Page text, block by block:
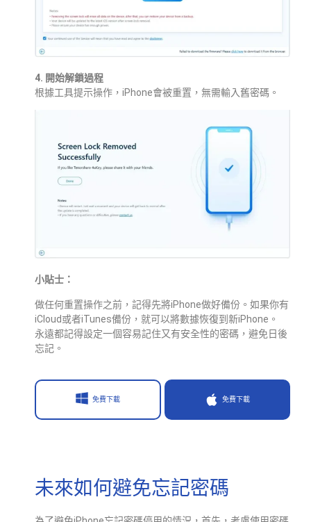
4. 開始解鎖過程
根據工具提示操作，iPhone會被重置，無需輸入舊密碼。
小貼士：
做任何重置操作之前，記得先將iPhone做好備份。如果你有
iCloud或者iTunes備份，就可以將數據恢復到新iPhone。
永遠都記得設定一個容易記住又有安全性的密碼，避免日後
忘記。
免費下載 免費下載
未來如何避免忘記密碼